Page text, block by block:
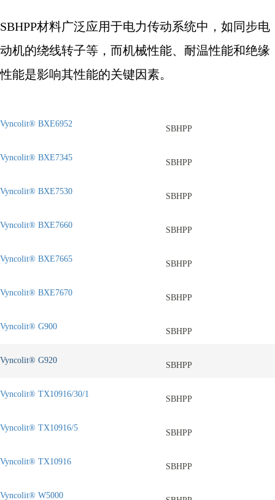
SBHPP材料广泛应用于电力传动系统中，如同步电
动机的绕线转子等，而机械性能、耐温性能和绝缘
性能是影响其性能的关键因素。
Vyncolit® BXE6952
SBHPP
Vyncolit® BXE7345
SBHPP
Vyncolit® BXE7530
SBHPP
Vyncolit® BXE7660
SBHPP
Vyncolit® BXE7665
SBHPP
Vyncolit® BXE7670
SBHPP
Vyncolit® G900
SBHPP
Vyncolit® G920
SBHPP
Vyncolit® TX10916/30/1
SBHPP
Vyncolit® TX10916/5
SBHPP
Vyncolit® TX10916
SBHPP
Vyncolit® W5000